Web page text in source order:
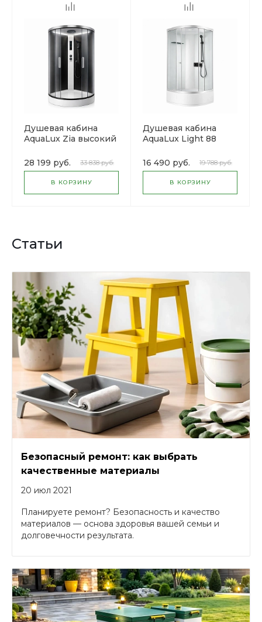
Душевая кабина
AquaLux Zia высокий
28 199 руб.
33 838 руб.
В КОРЗИНУ
Душевая кабина
AquaLux Light 88
поддон
16 490 руб. 19 788 руб.
В КОРЗИНУ
Статьи
Безопасный ремонт: как выбрать
качественные материалы
20 июл 2021
Планируете ремонт? Безопасность и качество
материалов — основа здоровья вашей семьи и
долговечности результата.